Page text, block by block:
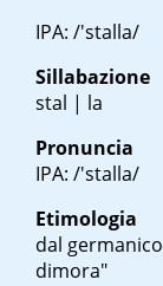
IPA: /'stalla/
Sillabazione
stal | la
Pronuncia
IPA: /'stalla/
Etimologia
dal germanico
dimora"